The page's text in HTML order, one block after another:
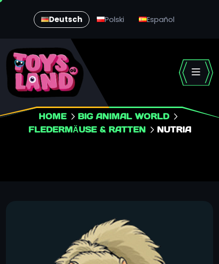
Deutsch Polski Español
HOME
BIG ANIMAL WORLD
FLEDERMÄUSE & RATTEN
NUTRIA